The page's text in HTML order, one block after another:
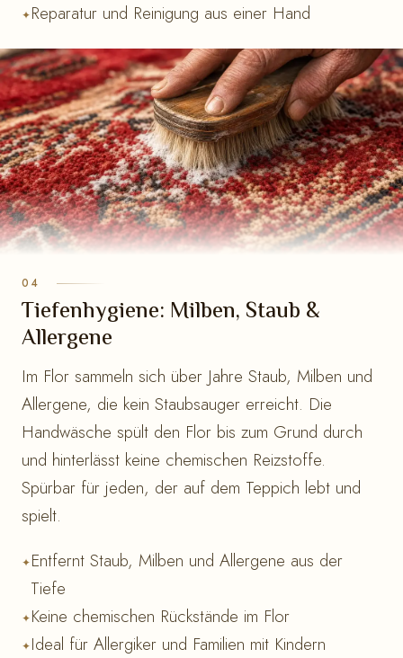
Reparatur und Reinigung aus einer Hand
Tiefenhygiene: Milben, Staub &
Allergene
Im Flor sammeln sich über Jahre Staub, Milben und
Allergene, die kein Staubsauger erreicht. Die
Handwäsche spült den Flor bis zum Grund durch
und hinterlässt keine chemischen Reizstoffe.
Spürbar für jeden, der auf dem Teppich lebt und
spielt.
Entfernt Staub, Milben und Allergene aus der
Tiefe
Keine chemischen Rückstände im Flor
Ideal für Allergiker und Familien mit Kindern